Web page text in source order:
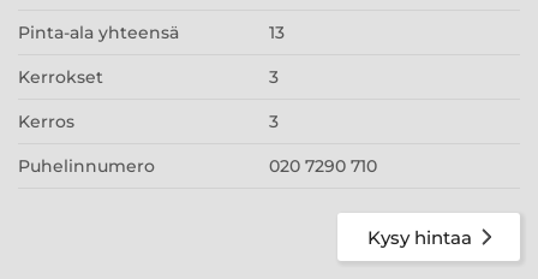
Pinta-ala yhteensä 13
Kerrokset 3
Kerros 3
Puhelinnumero 020 7290 710
Kysy hintaa